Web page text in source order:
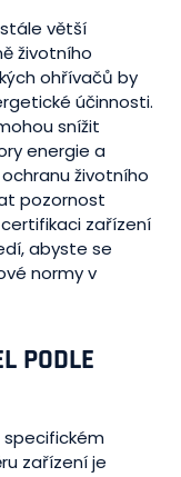
větší
životního
ohřívačů by
účinnosti.
snížit
energie a
životního
pozornost
zařízení
abyste se
normy v
PODLE
zařízení je